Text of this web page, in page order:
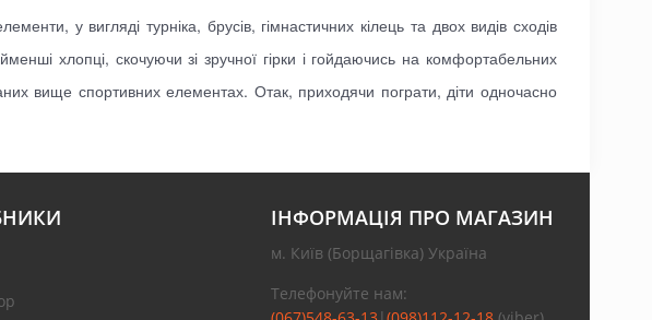
у вигляді турніка, брусів, гімнастичних кілець та двох видів сходів
хлопці, скочуючи зі зручної гірки і гойдаючись на комфортабельних
вище спортивних елементах. Отак, приходячи пограти, діти одночасно
ІНФОРМАЦІЯ ПРО МАГАЗИН
м. Київ (Борщагівка) Україна
Телефонуйте нам: